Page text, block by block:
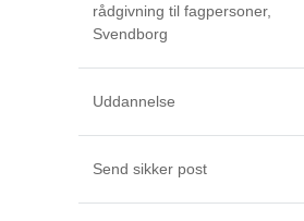
rådgivning til fagpersoner,
Svendborg
Uddannelse
Send sikker post